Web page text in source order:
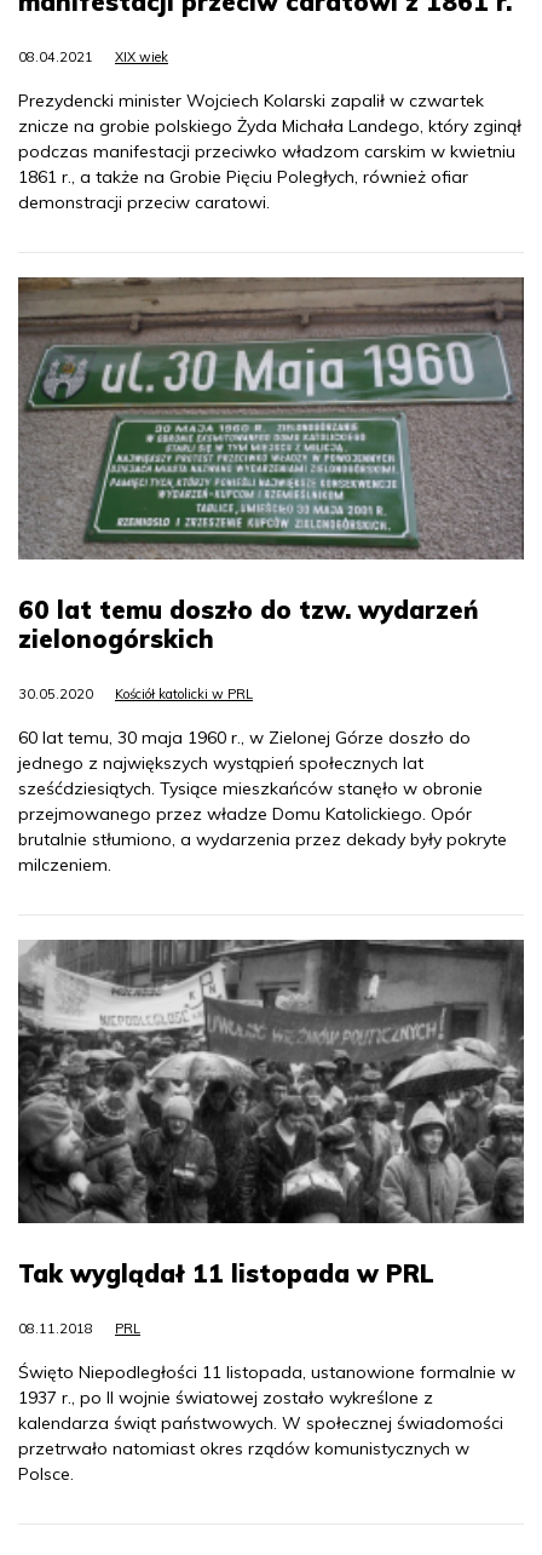
08.04.2021 XIX wiek
Prezydencki minister Wojciech Kolarski zapalił w czwartek
znicze na grobie polskiego Żyda Michała Landego, który zginął
podczas manifestacji przeciwko władzom carskim w kwietniu
1861 r., a także na Grobie Pięciu Poległych, również ofiar
demonstracji przeciw caratowi.
60 lat temu doszło do tzw. wydarzeń
zielonogórskich
30.05.2020 Kościół katolicki w PRL
60 lat temu, 30 maja 1960 r., w Zielonej Górze doszło do
jednego z największych wystąpień społecznych lat
sześćdziesiątych. Tysiące mieszkańców stanęło w obronie
przejmowanego przez władze Domu Katolickiego. Opór
brutalnie stłumiono, a wydarzenia przez dekady były pokryte
milczeniem.
Tak wyglądał 11 listopada w PRL
08.11.2018 PRL
Święto Niepodległości 11 listopada, ustanowione formalnie w
1937 r., po II wojnie światowej zostało wykreślone z
kalendarza świąt państwowych. W społecznej świadomości
przetrwało natomiast okres rządów komunistycznych w
Polsce.